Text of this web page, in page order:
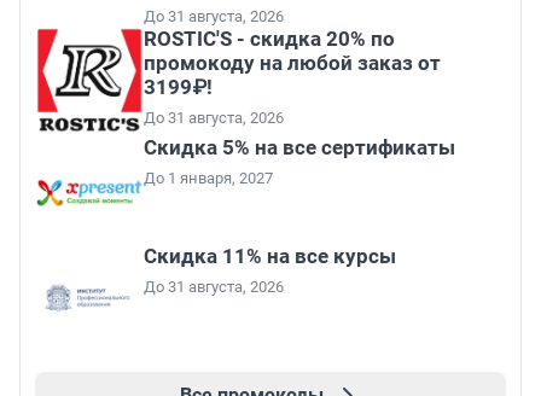
До 31 августа, 2026
ROSTIC'S - скидка 20% по
промокоду на любой заказ от
3199₽!
До 31 августа, 2026
Скидка 5% на все сертификаты
До 1 января, 2027
Скидка 11% на все курсы
До 31 августа, 2026